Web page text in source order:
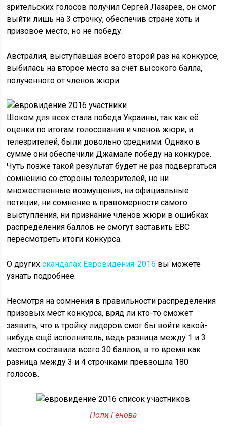
зрительских голосов получил Сергей Лазарев, он смог
выйти лишь на 3 строчку, обеспечив стране хоть и
призовое место, но не победу.
Австралия, выступавшая всего второй раз на конкурсе,
выбилась на второе место за счёт высокого балла,
полученного от членов жюри.
Шоком для всех стала победа Украины, так как её
оценки по итогам голосования и членов жюри, и
телезрителей, были довольно средними. Однако в
сумме они обеспечили Джамале победу на конкурсе.
Чуть позже такой результат будет не раз подвергаться
сомнению со стороны телезрителей, но ни
множественные возмущения, ни официальные
петиции, ни сомнение в правомерности самого
выступления, ни признание членов жюри в ошибках
распределения баллов не смогут заставить ЕВС
пересмотреть итоги конкурса.
О другихскандалах Евровидения-2016 вы можете
узнать подробнее.
Несмотря на сомнения в правильности распределения
призовых мест конкурса, вряд ли кто-то сможет
заявить, что в тройку лидеров смог бы войти какой-
нибудь ещё исполнитель, ведь разница между 1 и 3
местом составила всего 30 баллов, в то время как
разница между 3 и 4 строчками превзошла 180
голосов.
Поли Генова